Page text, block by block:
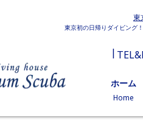
東
東京初の日帰りダイビング
ホーム
Home